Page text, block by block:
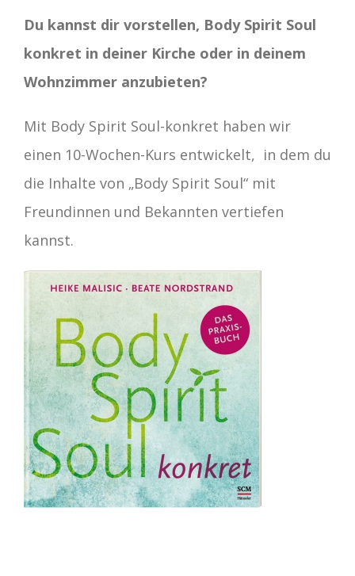
Du kannst dir vorstellen, Body Spirit Soul
konkret in deiner Kirche oder in deinem
Wohnzimmer anzubieten?
Mit Body Spirit Soul-konkret haben wir
einen 10-Wochen-Kurs entwickelt, in dem du
die Inhalte von „Body Spirit Soul“ mit
Freundinnen und Bekannten vertiefen
kannst.